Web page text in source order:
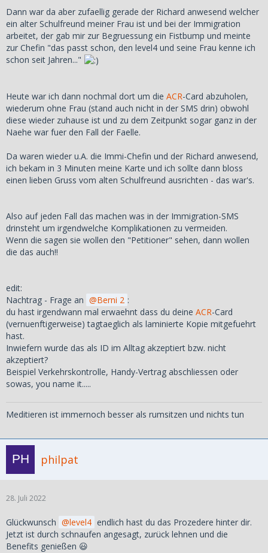
Dann war da aber zufaellig gerade der Richard anwesend welcher
ein alter Schulfreund meiner Frau ist und bei der Immigration
arbeitet, der gab mir zur Begruessung ein Fistbump und meinte
zur Chefin "das passt schon, den level4 und seine Frau kenne ich
schon seit Jahren..."
Heute war ich dann nochmal dort um die ACR-Card abzuholen,
wiederum ohne Frau (stand auch nicht in der SMS drin) obwohl
diese wieder zuhause ist und zu dem Zeitpunkt sogar ganz in der
Naehe war fuer den Fall der Faelle.
Da waren wieder u.A. die Immi-Chefin und der Richard anwesend,
ich bekam in 3 Minuten meine Karte und ich sollte dann bloss
einen lieben Gruss vom alten Schulfreund ausrichten - das war's.
Also auf jeden Fall das machen was in der Immigration-SMS
drinsteht um irgendwelche Komplikationen zu vermeiden.
Wenn die sagen sie wollen den "Petitioner" sehen, dann wollen
die das auch!!
edit:
Nachtrag - Frage an
Berni 2 :
du hast irgendwann mal erwaehnt dass du deine ACR-Card
(vernuenftigerweise) tagtaeglich als laminierte Kopie mitgefuehrt
hast.
Inwiefern wurde das als ID im Alltag akzeptiert bzw. nicht
akzeptiert?
Beispiel Verkehrskontrolle, Handy-Vertrag abschliessen oder
sowas, you name it.....
Meditieren ist immernoch besser als rumsitzen und nichts tun
philpat
28. Juli 2022
Glückwunsch level4 endlich hast du das Prozedere hinter dir.
Jetzt ist durch schnaufen angesagt, zurück lehnen und die
Benefits genießen 😃